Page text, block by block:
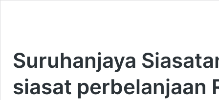
Suruhanjaya
siasat perbelanjaan